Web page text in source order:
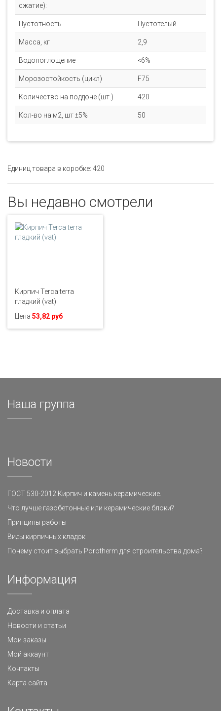
сжатие):
Пустотность Пустотелый
Масса, кг 2,9
Водопоглощение <6%
Морозостойкость (цикл) F75
Количество на поддоне (шт.) 420
Кол-во на м2, шт ±5% 50
Единиц товара в коробке: 420
Вы недавно смотрели
Кирпич Terca terra
гладкий (vat)
Цена 53,82 руб
Наша группа
Новости
ГОСТ 530-2012 Кирпич и камень керамические.
Что лучше газобетонные или керамические блоки?
Принципы работы
Виды кирпичных кладок
Почему стоит выбрать Porotherm для строительства дома?
Информация
Доставка и оплата
Новости и статьи
Мои заказы
Мой аккаунт
Контакты
Карта сайта